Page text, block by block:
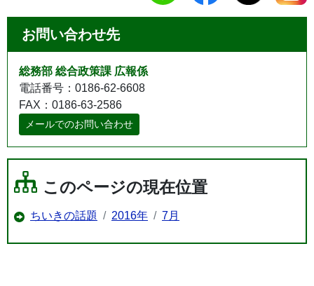
お問い合わせ先
総務部 総合政策課 広報係
電話番号：0186-62-6608
FAX：0186-63-2586
メールでのお問い合わせ
このページの現在位置
ちいきの話題 2016年 7月